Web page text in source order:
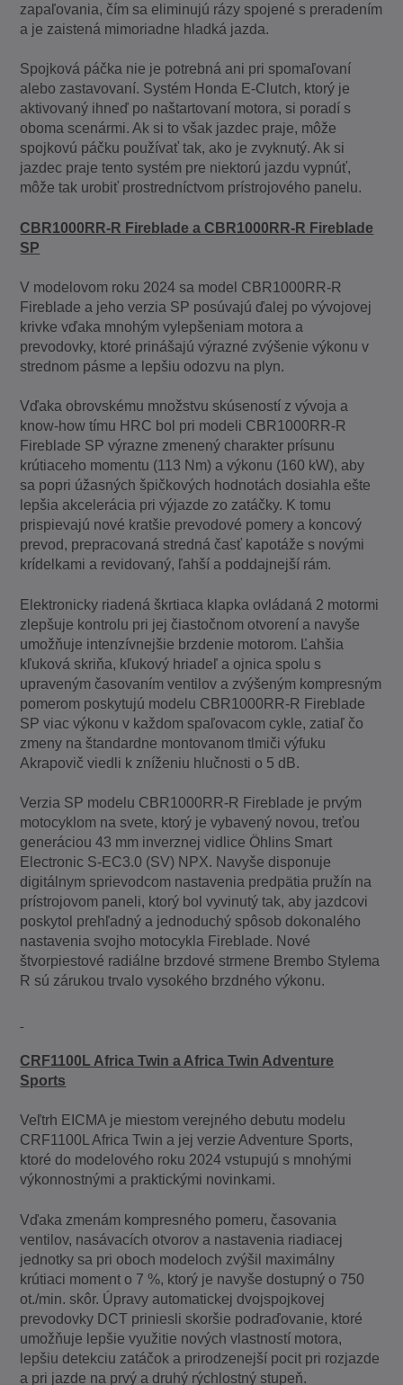
zapaľovania, čím sa eliminujú rázy spojené s preradením
a je zaistená mimoriadne hladká jazda.
Spojková páčka nie je potrebná ani pri spomaľovaní
alebo zastavovaní. Systém Honda E-Clutch, ktorý je
aktivovaný ihneď po naštartovaní motora, si poradí s
oboma scenármi. Ak si to však jazdec praje, môže
spojkovú páčku používať tak, ako je zvyknutý. Ak si
jazdec praje tento systém pre niektorú jazdu vypnúť,
môže tak urobiť prostredníctvom prístrojového panelu.
CBR1000RR-R Fireblade a CBR1000RR-R Fireblade
SP
V modelovom roku 2024 sa model CBR1000RR-R
Fireblade a jeho verzia SP posúvajú ďalej po vývojovej
krivke vďaka mnohým vylepšeniam motora a
prevodovky, ktoré prinášajú výrazné zvýšenie výkonu v
strednom pásme a lepšiu odozvu na plyn.
Vďaka obrovskému množstvu skúseností z vývoja a
know-how tímu HRC bol pri modeli CBR1000RR-R
Fireblade SP výrazne zmenený charakter prísunu
krútiaceho momentu (113 Nm) a výkonu (160 kW), aby
sa popri úžasných špičkových hodnotách dosiahla ešte
lepšia akcelerácia pri výjazde zo zatáčky. K tomu
prispievajú nové kratšie prevodové pomery a koncový
prevod, prepracovaná stredná časť kapotáže s novými
krídelkami a revidovaný, ľahší a poddajnejší rám.
Elektronicky riadená škrtiaca klapka ovládaná 2 motormi
zlepšuje kontrolu pri jej čiastočnom otvorení a navyše
umožňuje intenzívnejšie brzdenie motorom. Ľahšia
kľuková skriňa, kľukový hriadeľ a ojnica spolu s
upraveným časovaním ventilov a zvýšeným kompresným
pomerom poskytujú modelu CBR1000RR-R Fireblade
SP viac výkonu v každom spaľovacom cykle, zatiaľ čo
zmeny na štandardne montovanom tlmiči výfuku
Akrapovič viedli k zníženiu hlučnosti o 5 dB.
Verzia SP modelu CBR1000RR-R Fireblade je prvým
motocyklom na svete, ktorý je vybavený novou, treťou
generáciou 43 mm inverznej vidlice Öhlins Smart
Electronic S-EC3.0 (SV) NPX. Navyše disponuje
digitálnym sprievodcom nastavenia predpätia pružín na
prístrojovom paneli, ktorý bol vyvinutý tak, aby jazdcovi
poskytol prehľadný a jednoduchý spôsob dokonalého
nastavenia svojho motocykla Fireblade. Nové
štvorpiestové radiálne brzdové strmene Brembo Stylema
R sú zárukou trvalo vysokého brzdného výkonu.
CRF1100L Africa Twin a Africa Twin Adventure
Sports
Veľtrh EICMA je miestom verejného debutu modelu
CRF1100L Africa Twin a jej verzie Adventure Sports,
ktoré do modelového roku 2024 vstupujú s mnohými
výkonnostnými a praktickými novinkami.
Vďaka zmenám kompresného pomeru, časovania
ventilov, nasávacích otvorov a nastavenia riadiacej
jednotky sa pri oboch modeloch zvýšil maximálny
krútiaci moment o 7 %, ktorý je navyše dostupný o 750
ot./min. skôr. Úpravy automatickej dvojspojkovej
prevodovky DCT priniesli skoršie podraďovanie, ktoré
umožňuje lepšie využitie nových vlastností motora,
lepšiu detekciu zatáčok a prirodzenejší pocit pri rozjazde
a pri jazde na prvý a druhý rýchlostný stupeň.